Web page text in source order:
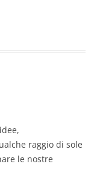
raggio di sole
le nostre